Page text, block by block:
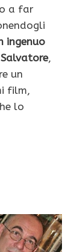
a far
ingenuo
,
un
film,
lo